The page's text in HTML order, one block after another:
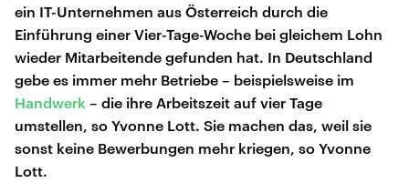
ein IT-Unternehmen aus Österreich durch die
Einführung einer Vier-Tage-Woche bei gleichem Lohn
wieder Mitarbeitende gefunden hat. In Deutschland
gebe es immer mehr Betriebe – beispielsweise im
Handwerk – die ihre Arbeitszeit auf vier Tage
umstellen, so Yvonne Lott. Sie machen das, weil sie
sonst keine Bewerbungen mehr kriegen, so Yvonne
Lott.